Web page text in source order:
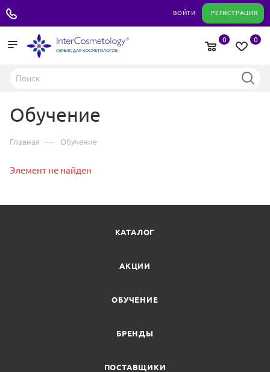
ВОЙТИ РЕГИСТРАЦИЯ
0
0
Обучение
Главная — Обучение
Элемент не найден
КАТАЛОГ
АКЦИИ
ОБУЧЕНИЕ
БРЕНДЫ
ПОСТАВЩИКИ